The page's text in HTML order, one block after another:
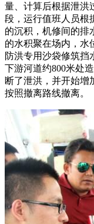
量、计算后根据泄洪
段，运行值班人员根
的沉积，机修间的排
的水积聚在场内，水
防洪专用沙袋修筑挡
下游河道约800米处
断了泄洪，并开始增
按照撤离路线撤离。